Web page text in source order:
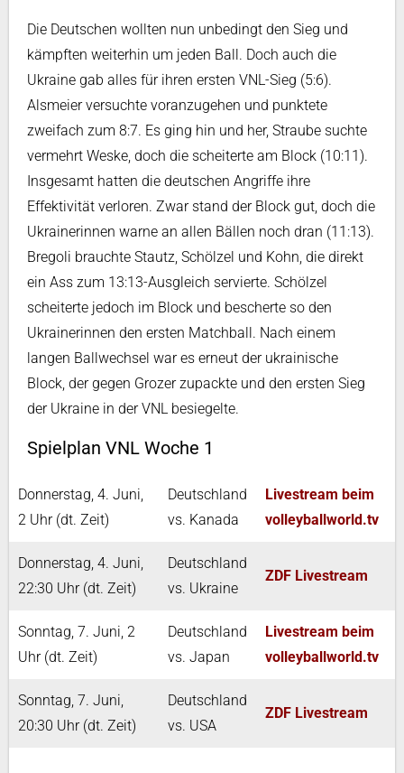
Die Deutschen wollten nun unbedingt den Sieg und
kämpften weiterhin um jeden Ball. Doch auch die
Ukraine gab alles für ihren ersten VNL-Sieg (5:6).
Alsmeier versuchte voranzugehen und punktete
zweifach zum 8:7. Es ging hin und her, Straube suchte
vermehrt Weske, doch die scheiterte am Block (10:11).
Insgesamt hatten die deutschen Angriffe ihre
Effektivität verloren. Zwar stand der Block gut, doch die
Ukrainerinnen warne an allen Bällen noch dran (11:13).
Bregoli brauchte Stautz, Schölzel und Kohn, die direkt
ein Ass zum 13:13-Ausgleich servierte. Schölzel
scheiterte jedoch im Block und bescherte so den
Ukrainerinnen den ersten Matchball. Nach einem
langen Ballwechsel war es erneut der ukrainische
Block, der gegen Grozer zupackte und den ersten Sieg
der Ukraine in der VNL besiegelte.
Spielplan VNL Woche 1
Donnerstag, 4. Juni,
2 Uhr (dt. Zeit)
Deutschland
vs. Kanada
Livestream beim
volleyballworld.tv
Donnerstag, 4. Juni,
22:30 Uhr (dt. Zeit)
Deutschland
vs. Ukraine
ZDF Livestream
Sonntag, 7. Juni, 2
Uhr (dt. Zeit)
Deutschland
vs. Japan
Livestream beim
volleyballworld.tv
Sonntag, 7. Juni,
20:30 Uhr (dt. Zeit)
Deutschland
vs. USA
ZDF Livestream